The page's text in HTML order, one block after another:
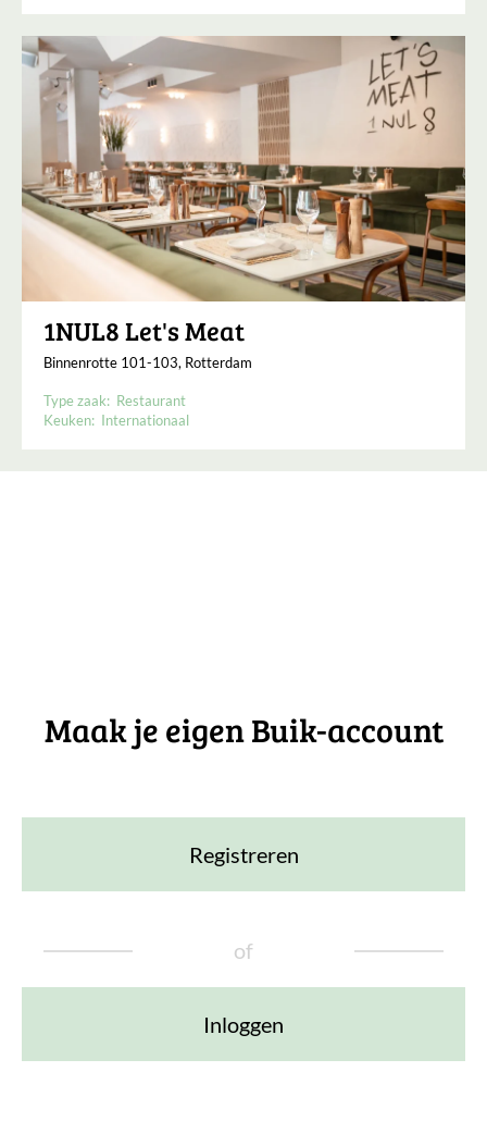
1NUL8 Let's Meat
Binnenrotte 101-103, Rotterdam
Type zaak: Restaurant
Keuken: Internationaal
Maak je eigen Buik-account
Registreren
of
Inloggen